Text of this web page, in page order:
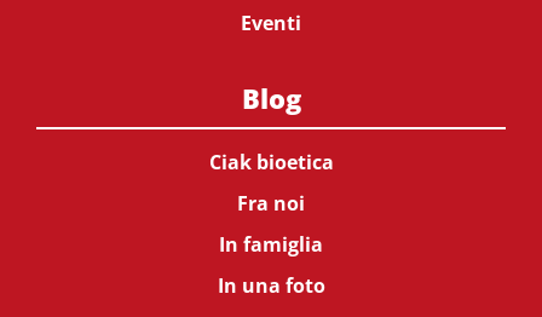
Eventi
Blog
Ciak bioetica
Fra noi
In famiglia
In una foto